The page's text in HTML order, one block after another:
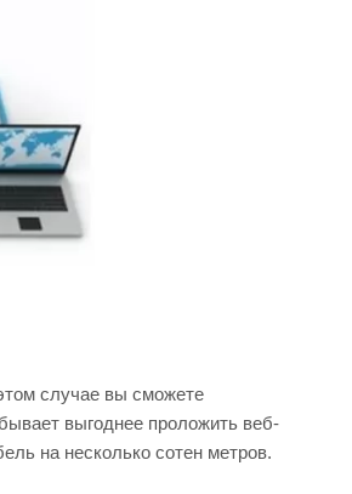
случае вы сможете
выгоднее проложить веб-
на несколько сотен метров.